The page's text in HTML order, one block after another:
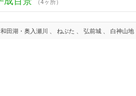
十和田湖・奥入瀬川 、 ねぶた 、 弘前城 、 白神山地